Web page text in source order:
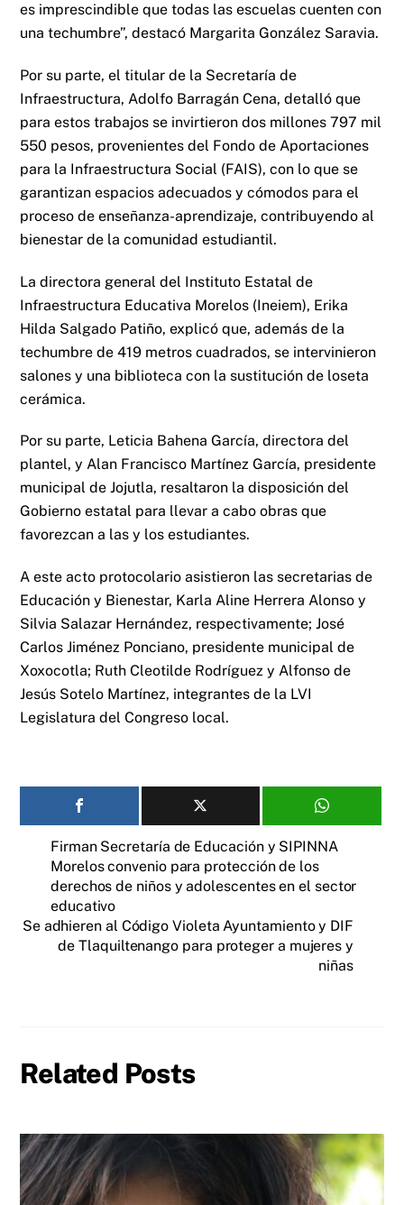
es imprescindible que todas las escuelas cuenten con
una techumbre”, destacó Margarita González Saravia.
Por su parte, el titular de la Secretaría de
Infraestructura, Adolfo Barragán Cena, detalló que
para estos trabajos se invirtieron dos millones 797 mil
550 pesos, provenientes del Fondo de Aportaciones
para la Infraestructura Social (FAIS), con lo que se
garantizan espacios adecuados y cómodos para el
proceso de enseñanza-aprendizaje, contribuyendo al
bienestar de la comunidad estudiantil.
La directora general del Instituto Estatal de
Infraestructura Educativa Morelos (Ineiem), Erika
Hilda Salgado Patiño, explicó que, además de la
techumbre de 419 metros cuadrados, se intervinieron
salones y una biblioteca con la sustitución de loseta
cerámica.
Por su parte, Leticia Bahena García, directora del
plantel, y Alan Francisco Martínez García, presidente
municipal de Jojutla, resaltaron la disposición del
Gobierno estatal para llevar a cabo obras que
favorezcan a las y los estudiantes.
A este acto protocolario asistieron las secretarias de
Educación y Bienestar, Karla Aline Herrera Alonso y
Silvia Salazar Hernández, respectivamente; José
Carlos Jiménez Ponciano, presidente municipal de
Xoxocotla; Ruth Cleotilde Rodríguez y Alfonso de
Jesús Sotelo Martínez, integrantes de la LVI
Legislatura del Congreso local.
Firman Secretaría de Educación y SIPINNA
Morelos convenio para protección de los
derechos de niños y adolescentes en el sector
educativo
Se adhieren al Código Violeta Ayuntamiento y DIF
de Tlaquiltenango para proteger a mujeres y
niñas
Related Posts